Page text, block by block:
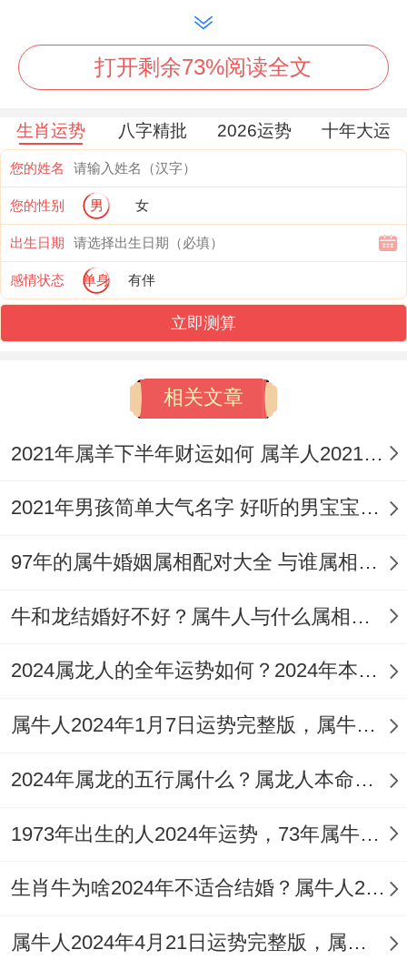
工作业绩，也许会由于这件事影响自己总体
的生活，所以一定要多加小心。
可奉请一件“祥安阁四海显达”来以...的身份
旺事业的吉祥物，寓意2021年的事业顺利、
步步高升、鱼跃龙门。
财运整个还算稳定
再2021年97年的属牛人财运运势总体上还是
比较稳定的 - 九七年的属牛人是还算喜欢投
资的人,对金钱极其渴望，所以无论什么投资
靠自己偏财运大赚一笔的话，一定要多加小
心合注意、不能过多的购买股票、还要将钱
说、贷投资理财方面大概收获会略微小 - 一
旦想要尝试的话,一定要多咨询一些有经验的
势变差。
感情运势方面多加沟通
多加沟通跟理解包容、由于自己的婚恋观念
是比较传统的,以致不管是面对恋爱跟婚姻，
喜欢藏再心里。
打开剩余73%阅读全文
生肖运势 八字精批 2026运势 十年大运
您的姓名
您的性别 男 女
出生日期
感情状态 单身 有伴
立即测算
相关文章
2021年属羊下半年财运如何 属羊人2021年如何增强财运
2021年男孩简单大气名字 好听的男宝宝名字大全
97年的属牛婚姻属相配对大全 与谁属相相合？
牛和龙结婚好不好？属牛人与什么属相相合？
2024属龙人的全年运势如何？2024年本命年运势详解
属牛人2024年1月7日运势完整版，属牛2024年1月7日今日运势如何
2024年属龙的五行属什么？属龙人本命年运势与运程如何？
1973年出生的人2024年运势，73年属牛人2024年运势机遇与挑战并存
生肖牛为啥2024年不适合结婚？属牛人2024年结婚为什么不好？
属牛人2024年4月21日运势完整版，属牛2024年4月21日今日运势如何